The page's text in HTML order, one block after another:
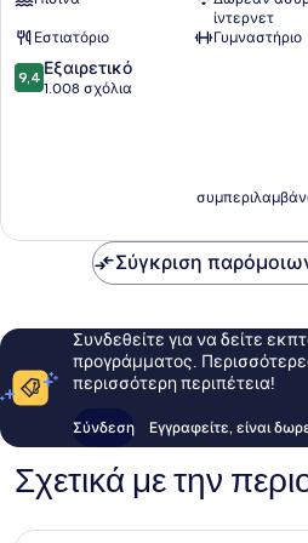
by
Marriott
Κέντρο
της
ίντερνετ
Εστιατόριο
Γυμναστήριο
9.4
στα
9,4 Εξαιρετικό
1.008 σχόλια
Σύγκριση
Συνδεθείτε για να δείτε
προγράμματος.
περισσότερη περιπέτεια!
Σύνδεση Εγγραφείτε, είναι
Σχετικά με την